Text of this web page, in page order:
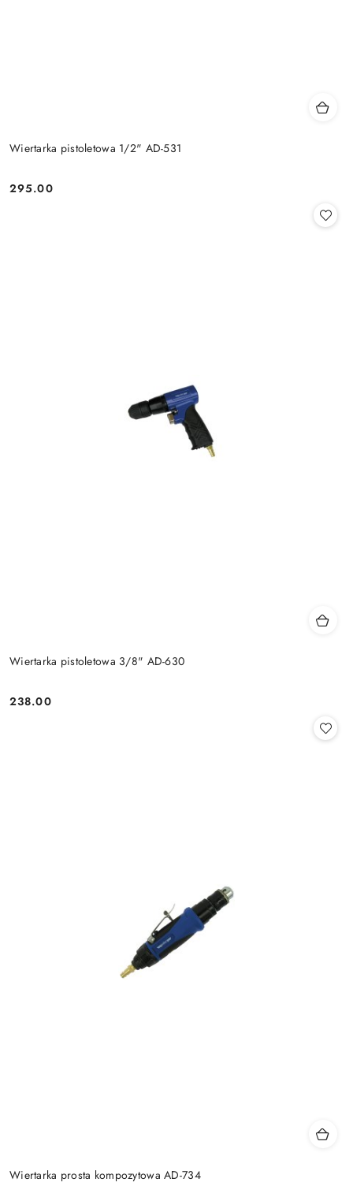
Wiertarka pistoletowa 1/2" AD-531
Cena:
295.00
Wiertarka pistoletowa 3/8" AD-630
Cena:
238.00
Wiertarka prosta kompozytowa AD-734